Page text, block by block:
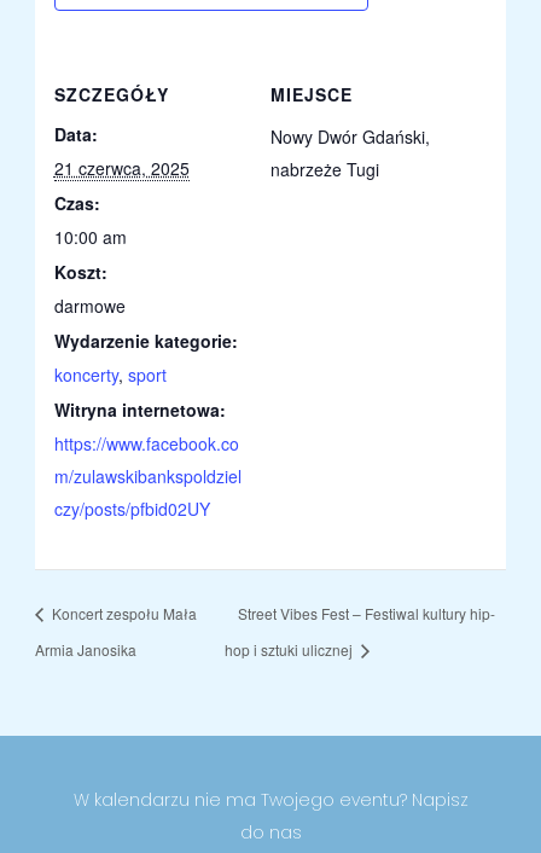
SZCZEGÓŁY
Data:
21 czerwca, 2025
Czas:
10:00 am
Koszt:
darmowe
Wydarzenie kategorie:
koncerty, sport
Witryna internetowa:
https://www.facebook.co
m/zulawskibankspoldziel
czy/posts/pfbid02UY
MIEJSCE
Nowy Dwór Gdański,
nabrzeże Tugi
Koncert zespołu Mała
Armia Janosika
Street Vibes Fest – Festiwal kultury hip-
hop i sztuki ulicznej
W kalendarzu nie ma Twojego eventu? Napisz
do nas